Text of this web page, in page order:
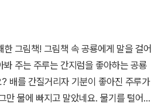
룡에게 말을 걸어
주는 주루는 간지럼을 좋아하는 공룡
배를 간질거리자 기분이 좋아진 주루가
만 물에 빠지고 말았네요. 물기를 털어